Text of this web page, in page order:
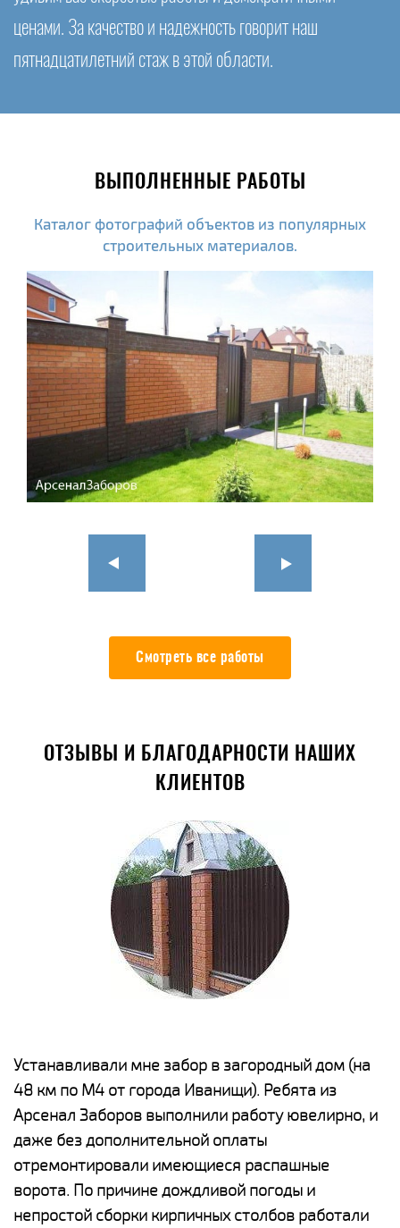
ценами. За качество и надежность говорит наш
пятнадцатилетний стаж в этой области.
ВЫПОЛНЕННЫЕ РАБОТЫ
Каталог фотографий объектов из популярных
строительных материалов.
Смотреть все работы
ОТЗЫВЫ И БЛАГОДАРНОСТИ НАШИХ
КЛИЕНТОВ
Устанавливали мне забор в загородный дом (на
48 км по М4 от города Иванищи). Ребята из
Арсенал Заборов выполнили работу ювелирно, и
даже без дополнительной оплаты
отремонтировали имеющиеся распашные
ворота. По причине дождливой погоды и
непростой сборки кирпичных столбов работали